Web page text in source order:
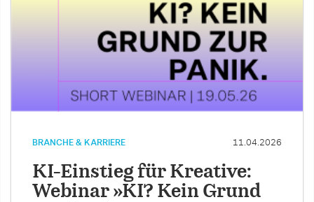
BRANCHE & KARRIERE 11.04.2026
KI-Einstieg für Kreative:
Webinar »KI? Kein Grund